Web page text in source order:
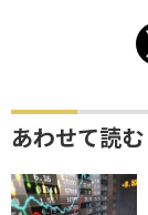
あわせて読む